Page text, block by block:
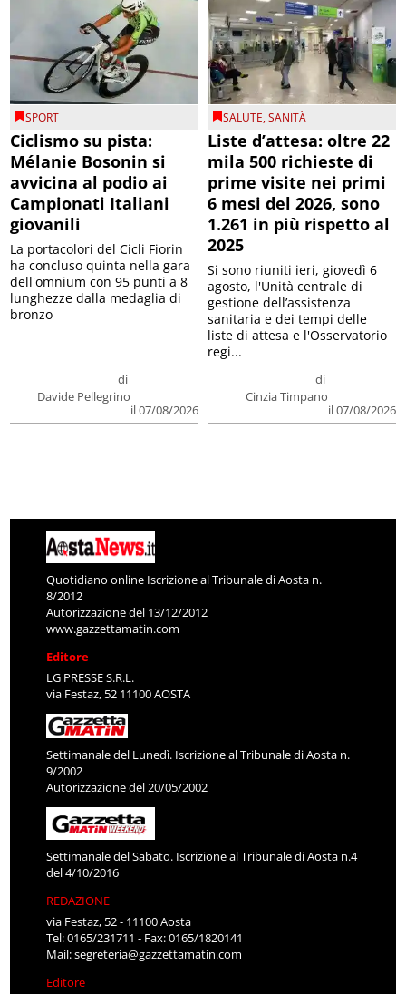
SPORT
Ciclismo su pista:
Mélanie Bosonin si
avvicina al podio ai
Campionati Italiani
giovanili
di
Davide Pellegrino
il 07/08/2026
La portacolori del Cicli Fiorin
ha concluso quinta nella gara
dell'omnium con 95 punti a 8
lunghezze dalla medaglia di
bronzo
SALUTE,SANITÀ
Liste d’attesa: oltre 22
mila 500 richieste di
prime visite nei primi
6 mesi del 2026, sono
1.261 in più rispetto al
2025
di
Cinzia Timpano
il 07/08/2026
Si sono riuniti ieri, giovedì 6
agosto, l'Unità centrale di
gestione dell’assistenza
sanitaria e dei tempi delle
liste di attesa e l'Osservatorio
regi...
Quotidiano online Iscrizione al Tribunale di Aosta n.
8/2012
Autorizzazione del 13/12/2012
www.gazzettamatin.com
Editore
LG PRESSE S.R.L.
via Festaz, 52 11100 AOSTA
Settimanale del Lunedì. Iscrizione al Tribunale di Aosta n.
9/2002
Autorizzazione del 20/05/2002
Settimanale del Sabato. Iscrizione al Tribunale di Aosta n.4
del 4/10/2016
REDAZIONE
via Festaz, 52 - 11100 Aosta
Tel: 0165/231711 - Fax: 0165/1820141
Mail:segreteria@gazzettamatin.com
Editore